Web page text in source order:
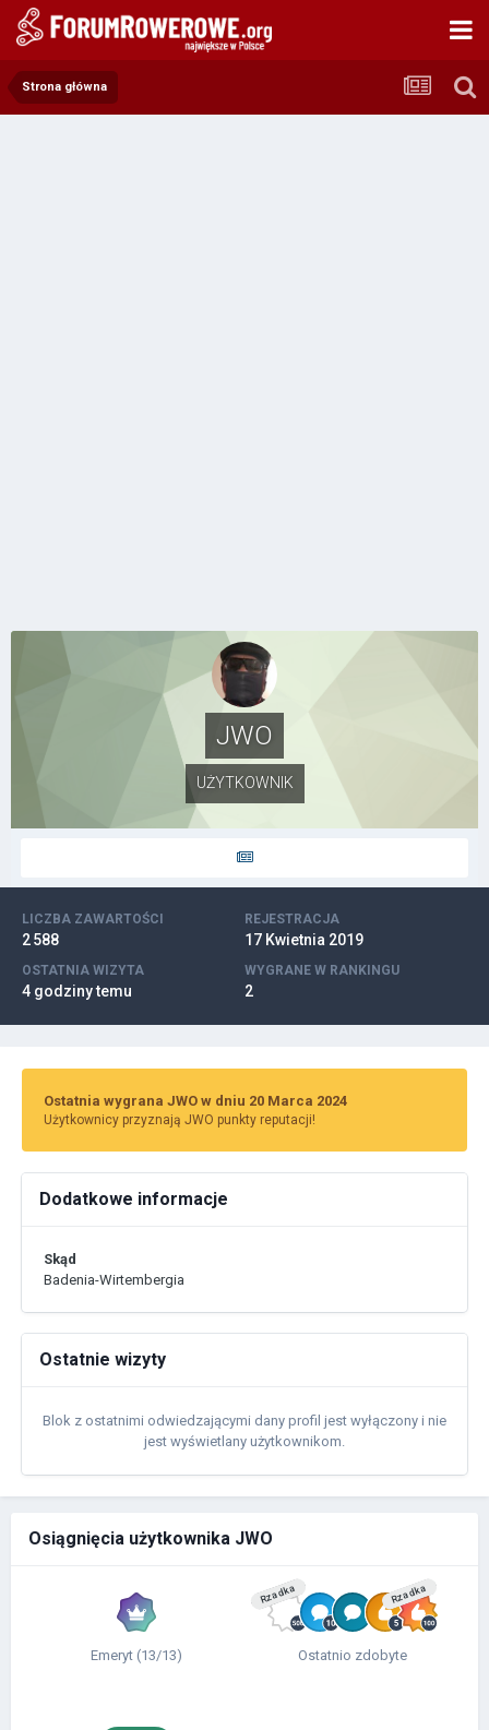
Strona główna
JWO
UŻYTKOWNIK
LICZBA ZAWARTOŚCI
2 588
REJESTRACJA
17 Kwietnia 2019
OSTATNIA WIZYTA
4 godziny temu
WYGRANE W RANKINGU
2
Ostatnia wygrana JWO w dniu 20 Marca 2024
Użytkownicy przyznają JWO punkty reputacji!
Dodatkowe informacje
Skąd
Badenia-Wirtembergia
Ostatnie wizyty
Blok z ostatnimi odwiedzającymi dany profil jest wyłączony i nie
jest wyświetlany użytkownikom.
Osiągnięcia użytkownika JWO
Emeryt (13/13)
Rzadka Rzadka
Ostatnio zdobyte